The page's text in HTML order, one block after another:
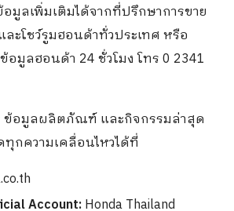
มูลเพิ่มเติมได้จากที่ปรึกษาการขาย
ละโชว์รูมฮอนด้าทั่วประเทศ หรือ
มูลฮอนด้า 24 ชั่วโมง โทร 0 2341
ข้อมูลผลิตภัณฑ์ และกิจกรรมล่าสุด
กความเคลื่อนไหวได้ที่
Account:Honda Thailand